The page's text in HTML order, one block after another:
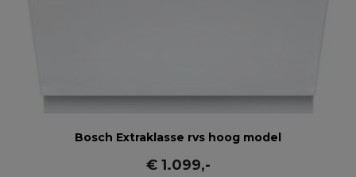
Bosch Extraklasse rvs hoog model
€1.099,-